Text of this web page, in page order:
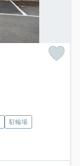
駐輪場